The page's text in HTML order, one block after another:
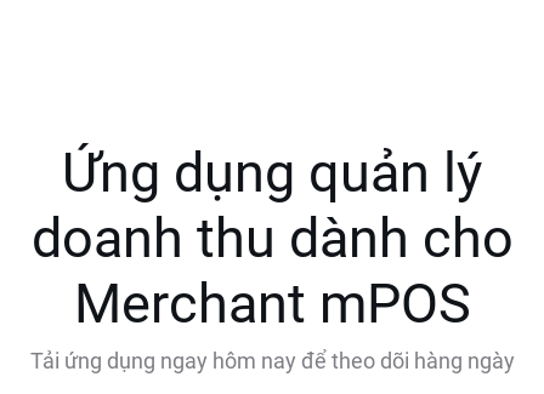
Ứng dụng quản lý
doanh thu dành cho
Merchant mPOS
Tải ứng dụng ngay hôm nay để theo dõi hàng ngày